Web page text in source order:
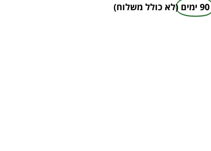
90 ימים (לא כולל משלוח)